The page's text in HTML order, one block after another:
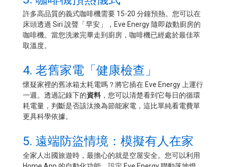
許多高品質的義式咖啡機需要 15-20 分鐘預熱。您可以在
床頭透過 Siri 說聲「早安」，Eve Energy 隨即啟動廚房的
咖啡機。當您洗漱完畢走到廚房，咖啡機已經處於最佳萃
取溫度。
4. 老舊家電「健康檢查」
懷疑家裡的舊冰箱太耗電嗎？將它插在 Eve Energy 上運行
一週。透過記錄下的資料 ，您可以清楚看到它每日的循環
耗電量，判斷是否該汰換為節能家電，這比單純看電費單
更具科學依據。
5. 遠端防盜情境：模擬有人在家
全家人出國旅遊時，最擔心的就是空屋安全。您可以利用